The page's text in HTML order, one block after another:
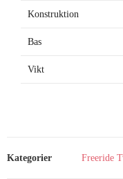
Konstruktion
Bas
Vikt
Kategorier Freeride